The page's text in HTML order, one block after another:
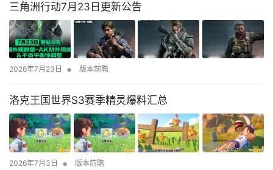
三角洲行动7月23日更新公告
2026年7月23日 • 版本前瞻
洛克王国世界S3赛季精灵爆料汇总
2026年7月3日 • 版本前瞻